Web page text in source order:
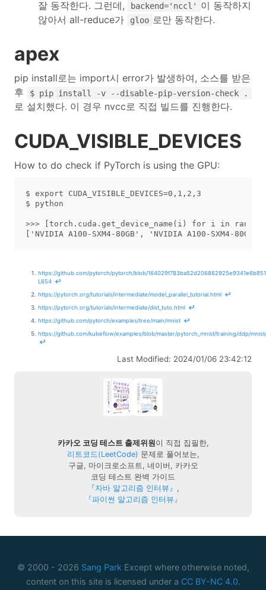
잘 동작한다. 그런데, backend='nccl'
이 동작하지
않아서 all-reduce가
gloo 로만 동작한다.
apex
pip install로는 import시 error가 발생하여, 소스를 받은
후
$ pip install -v --disable-pip-version-check .
로 설치했다. 이 경우 nvcc로 직접 빌드를 진행한다.
CUDA_VISIBLE_DEVICES
How to do check if PyTorch is using the GPU:
$ export CUDA_VISIBLE_DEVICES=0,1,2,3
$ python
>>> [torch.cuda.get_device_name(i) for i in
https://github.com/pytorch/pytorch/blob/
L654 ↩
https://pytorch.org/tutorials/intermediate/model_parallel_tutorial.html ↩
https://pytorch.org/tutorials/intermediate/dist_tuto.html ↩
https://github.com/pytorch/examples/tree/main/mnist ↩
https://github.com/kubeflow/examples/blob/master/pytorch_mnist/training/ddp/
↩
Last Modified: 2024/01/06 23:42:12
카카오 코딩 테스트 출제위원이 직접 집필한,
리트코드(LeetCode) 문제로 풀어보는,
구글, 마이크로소프트, 네이버, 카카오
코딩 테스트 완벽 가이드
『자바 알고리즘 인터뷰』 ,
『파이썬 알고리즘 인터뷰』
© 2000 - 2026 Sang ParkExcept where otherwise noted,
content on this site is licensed under a CC BY-NC 4.0.